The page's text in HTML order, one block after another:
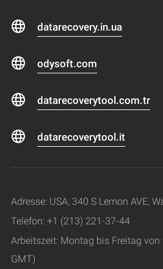
datarecovery.in.ua
odysoft.com
datarecoverytool.com.tr
datarecoverytool.it
Adresse: USA, 340 S Lemon AVE,
Telefon: +1 (213) 221-37-44
Arbeitszeit: Montag bis Freitag von
GMT)